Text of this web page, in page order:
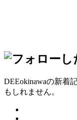
DEEokinawaの新着
もしれません。